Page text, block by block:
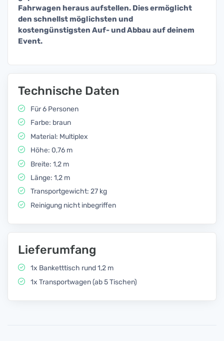
Fahrwagen heraus aufstellen. Dies ermöglicht
den schnellst möglichsten und
kostengünstigsten Auf- und Abbau auf deinem
Event.
Technische Daten
Für 6 Personen
Farbe: braun
Material: Multiplex
Höhe: 0,76 m
Breite: 1,2 m
Länge: 1,2 m
Transportgewicht: 27 kg
Reinigung nicht inbegriffen
Lieferumfang
1x Banketttisch rund 1,2 m
1x Transportwagen (ab 5 Tischen)